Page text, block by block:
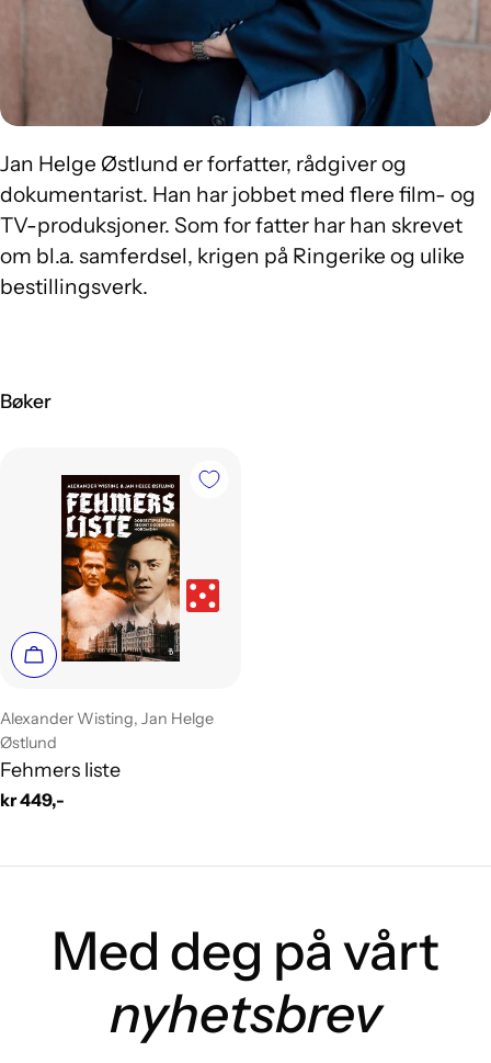
Jan Helge Østlund er forfatter, rådgiver og
dokumentarist. Han har jobbet med flere film- og
TV-produksjoner. Som for fatter har han skrevet
om bl.a. samferdsel, krigen på Ringerike og ulike
bestillingsverk.
Bøker
Legg i handlekurv
Leverandør:
Alexander Wisting, Jan Helge
Østlund
Fehmers liste
Vanlig
kr 449,-
Med deg på vårt
nyhetsbrev